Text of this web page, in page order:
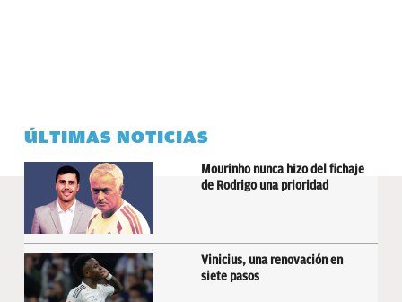
ÚLTIMAS NOTICIAS
Mourinho nunca hizo del fichaje
de Rodrigo una prioridad
Vinicius, una renovación en
siete pasos